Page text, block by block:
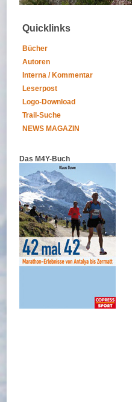
Quicklinks
Bücher
Autoren
Interna / Kommentar
Leserpost
Logo-Download
Trail-Suche
NEWS MAGAZIN
Das M4Y-Buch